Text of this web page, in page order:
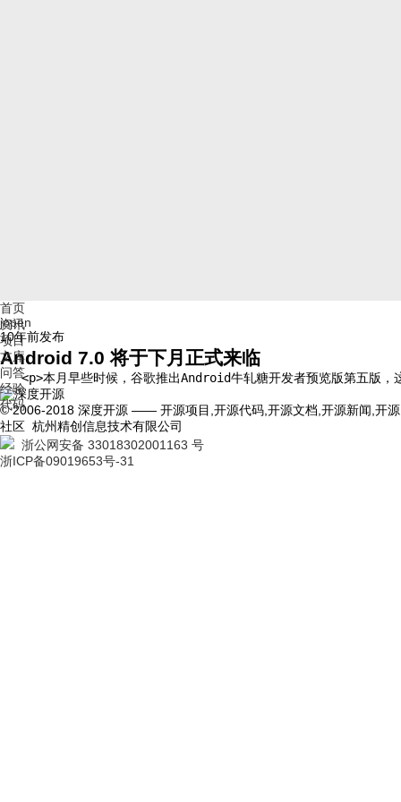
首页
资讯
项目
文库
问答
经验
代码
jopen
10年前发布
Android 7.0 将于下月正式来临
<p>本月早些时候，谷歌推出Android牛轧糖开发者预览版第五
© 2006-2018 深度开源 —— 开源项目,开源代码,开源文档,开源新闻,开源
社区 杭州精创信息技术有限公司
浙公网安备 33018302001163 号
浙ICP备09019653号-31